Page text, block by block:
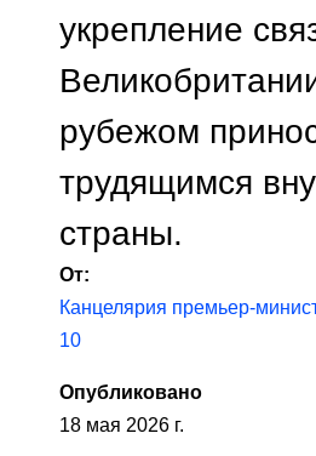
укрепление
рубежом
трудящимся
страны.
От:
Канцелярия премьер-
10
Опубликовано
18 мая 2026 г.